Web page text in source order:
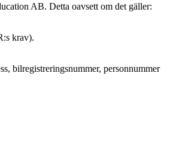
AB. Detta oavsett om det gäller:
krav).
bilregistreringsnummer, personnummer